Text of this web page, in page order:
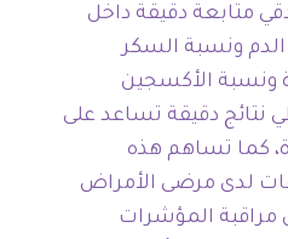
متابعة دقيقة داخل
ونسبة السكر
ونسبة الأكسجين
نتائج دقيقة تساعد على
كما تساهم هذه
لدى مرضى الأمراض
مراقبة المؤشرات